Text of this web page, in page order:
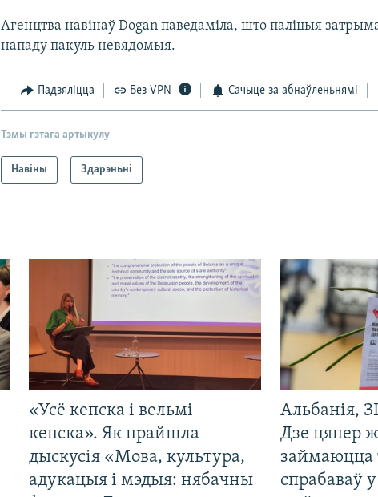
Агенцтва навінаў Dogan паведаміла, што паліцыя
нападу пакуль невядомыя.
Падзяліцца Без VPN Сачыце за абнаўленьнямі
Тэмы гэтага артыкулу
Навіны Здарэньні
«Усё кепска і вельмі
кепска». Як прайшла
дыскусія «Мова, культура,
адукацыя і мэдыя: нябачны
Альбанія,
Дзе цяпер
займаюцца
спрабаваў